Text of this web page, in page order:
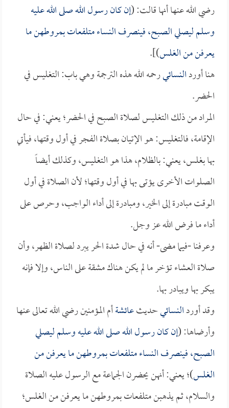
رضي الله عنها أنها قالت: (إن كان رسول الله صلى الله عليه
وسلم ليصلي الصبح، فينصرف النساء متلفعات بمروطهن ما
يعرفن من الغلس)].
هنا أوردالنسائيرحمه الله هذه الترجمة وهي باب: التغليس في
الحضر.
المراد من ذلك التغليس لصلاة الصبح في الحضر؛ يعني: في حال
الإقامة، فالتغليس: هو الإتيان بصلاة الفجر في أول وقتها، فيأتي
بها بغلس، يعني: بالظلام، هذا هو التغليس، وكذلك أيضاً
الصلوات الأخرى يؤتى بها في أول وقتها؛ لأن الصلاة في أول
الوقت مبادرة إلى الخير، ومبادرة إلى أداء الواجب، وحرص على
أداء ما فرض الله عز وجل.
وعرفنا -فيما مضى- أنه في حال شدة الحر يبرد لصلاة الظهر، وأن
صلاة العشاء تؤخر ما لم يكن هناك مشقة على الناس، وإلا فإنه
يبكر بها ويبادر بها.
وقد أوردالنسائيحديثعائشةأم المؤمنين رضي الله تعالى عنها
وأرضاها: (إن كان رسول الله صلى الله عليه وسلم ليصلي
الصبح، فينصرف النساء متلفعات بمروطهن ما يعرفن من
الغلس)؛ يعني: أنهن يحضرن الجماعة مع الرسول عليه الصلاة
والسلام، ثم يذهبن متلفعات بمروطهن ما يعرفن من الغلس؛